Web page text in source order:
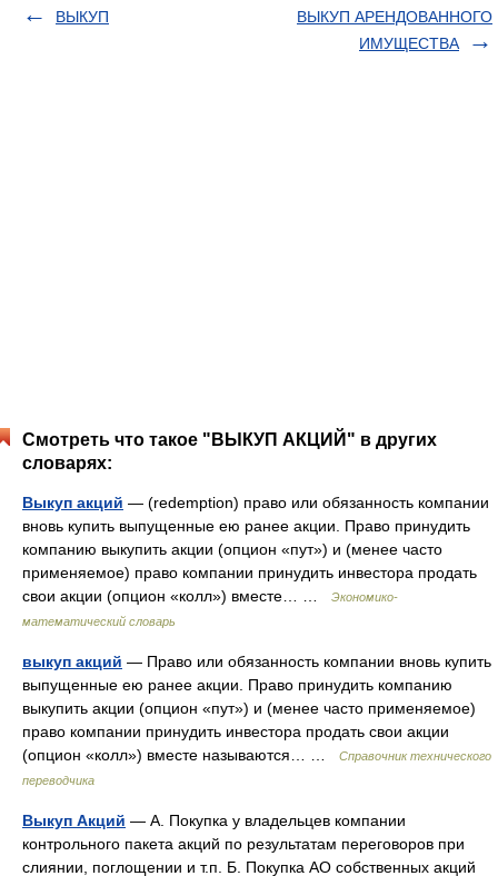
ВЫКУП
ВЫКУП АРЕНДОВАННОГО
ИМУЩЕСТВА
Смотреть что такое "ВЫКУП АКЦИЙ" в других
словарях:
Выкуп акций — (redemption) право или обязанность компании
вновь купить выпущенные ею ранее акции. Право принудить
компанию выкупить акции (опцион «пут») и (менее часто
применяемое) право компании принудить инвестора продать
свои акции (опцион «колл») вместе… …
Экономико-
математический словарь
выкуп акций — Право или обязанность компании вновь купить
выпущенные ею ранее акции. Право принудить компанию
выкупить акции (опцион «пут») и (менее часто применяемое)
право компании принудить инвестора продать свои акции
(опцион «колл») вместе называются… …
Справочник технического
переводчика
Выкуп Акций — А. Покупка у владельцев компании
контрольного пакета акций по результатам переговоров при
слиянии, поглощении и т.п. Б. Покупка АО собственных акций